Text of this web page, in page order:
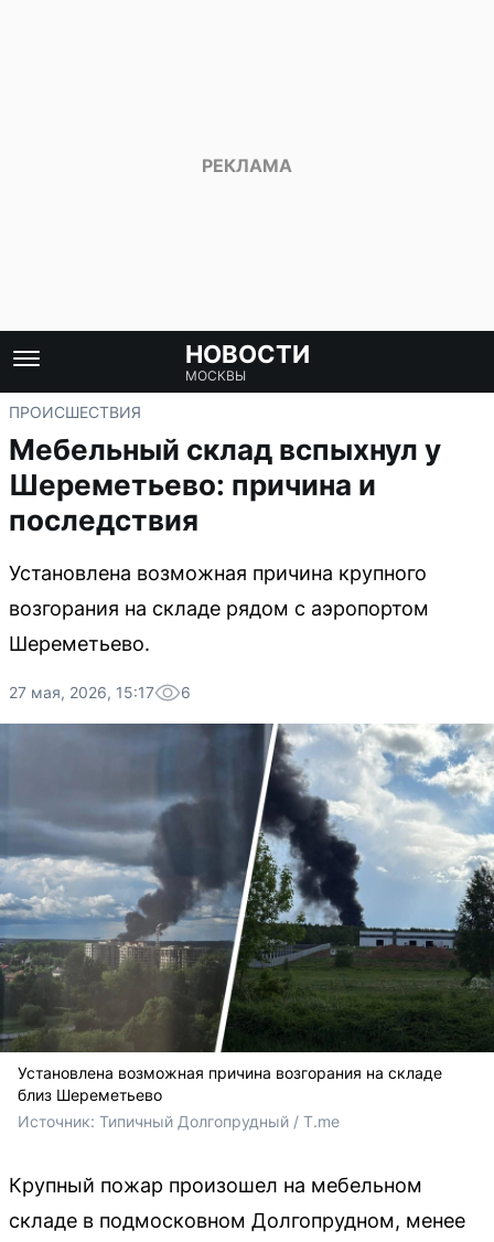
НОВОСТИ
МОСКВЫ
ПРОИСШЕСТВИЯ
Мебельный склад вспыхнул у
Шереметьево: причина и
последствия
Установлена возможная причина крупного
возгорания на складе рядом с аэропортом
Шереметьево.
27 мая, 2026, 15:17 6
Установлена возможная причина возгорания на складе
близ Шереметьево
Источник: Типичный Долгопрудный / T.me
Крупный пожар произошел на мебельном
складе в подмосковном Долгопрудном, менее